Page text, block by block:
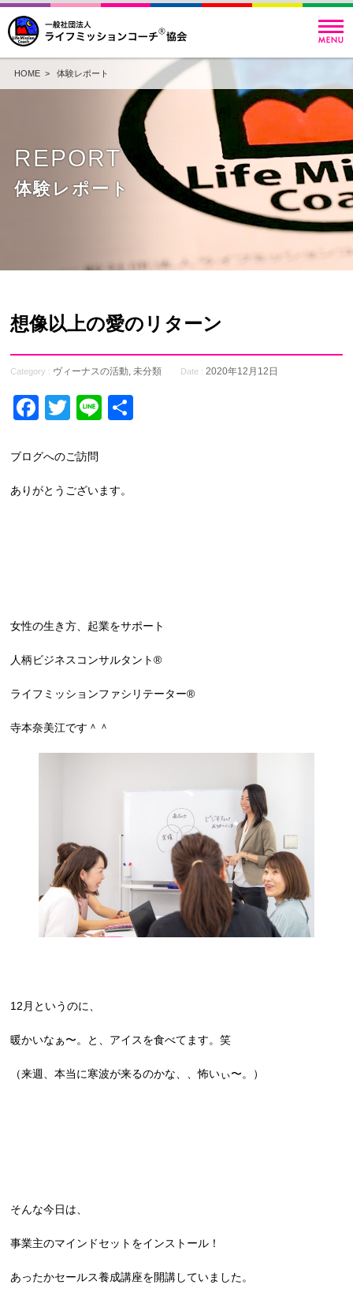
HOME> 体験レポート
REPORT
体験レポート
想像以上の愛のリターン
Category : ヴィーナスの活動,未分類 Date : 2020年12月12日
Facebook
Twitter
Line
ブログへのご訪問
ありがとうございます。
女性の生き方、起業をサポート
人柄ビジネスコンサルタント®
ライフミッションファシリテーター®
寺本奈美江です＾＾
12月というのに、
暖かいなぁ〜。と、アイスを食べてます。笑
（来週、本当に寒波が来るのかな、、怖いぃ〜。）
そんな今日は、
事業主のマインドセットをインストール！
あったかセールス養成講座を開講していました。